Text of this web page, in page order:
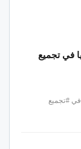
في تجميع
#تجميع